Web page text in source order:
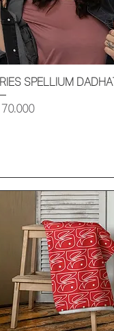
Vista rápida
SPELLIUM DADHAT
70.000